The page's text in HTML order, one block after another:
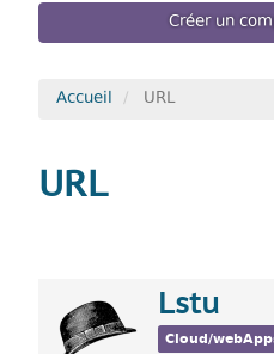
Créer un
Accueil URL
URL
Lstu
Cloud/